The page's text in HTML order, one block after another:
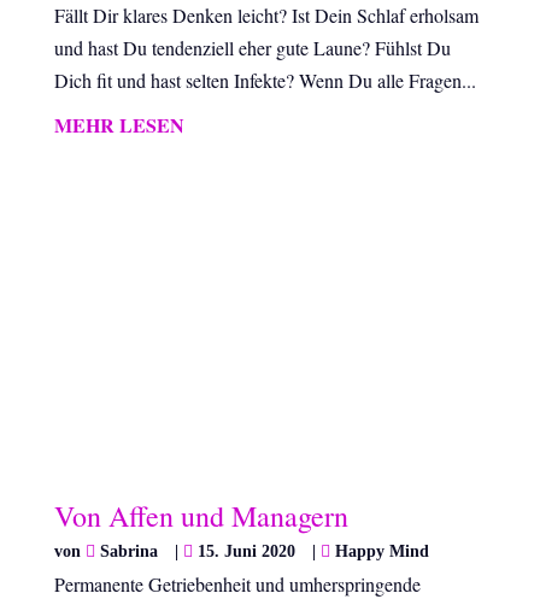
Fällt Dir klares Denken leicht? Ist Dein Schlaf erholsam
und hast Du tendenziell eher gute Laune? Fühlst Du
Dich fit und hast selten Infekte? Wenn Du alle Fragen...
MEHR LESEN
Von Affen und Managern
von Sabrina 15. Juni 2020 Happy Mind
Permanente Getriebenheit und umherspringende